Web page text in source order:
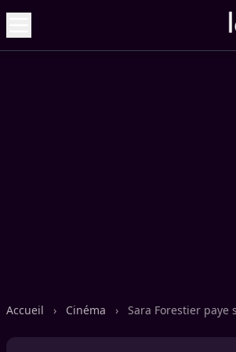
Accueil › Cinéma › Sara Forestier paye